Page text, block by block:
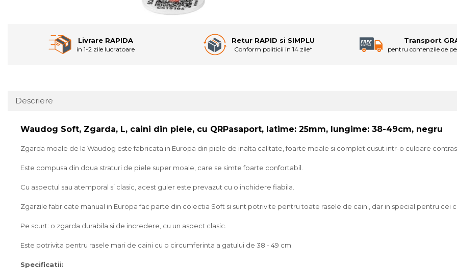
Livrare RAPIDA
in 1-2 zile lucratoare
Retur RAPID si SIMPLU
Conform politicii in 14 zile*
Transport
pentru comenzile de
Descriere
Waudog Soft, Zgarda, L, caini din piele, cu QRPasaport, latime: 25mm, lungime: 38-49cm, negru
Zgarda moale de la Waudog este fabricata in Europa din piele de inalta calitate, foarte moale si complet cusut intr-o culoare
Este compusa din doua straturi de piele super moale, care se simte foarte confortabil.
Cu aspectul sau atemporal si clasic, acest guler este prevazut cu o inchidere fiabila.
Zgarzile fabricate manual in Europa fac parte din colectia Soft si sunt potrivite pentru toate rasele de caini, dar in special pentru cei
Pe scurt: o zgarda durabila si de incredere, cu un aspect clasic.
Este potrivita pentru rasele mari de caini cu o circumferinta a gatului de 38 - 49 cm.
Specificatii: